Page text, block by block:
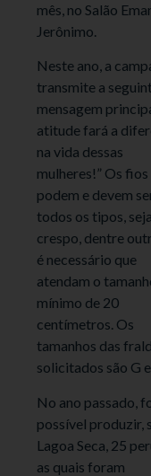
mês, no Salão
Jerônimo.
Neste ano, a
transmite a
mensagem
atitude fará a
na vida dessas
mulheres!” Os fios
podem e devem
todos os tipos,
crespo, dentre
é necessário que
atendam o
mínimo de 20
centímetros. Os
tamanhos das
solicitados são G
No ano passado,
possível produzir,
Lagoa Seca, 25
as quais foram